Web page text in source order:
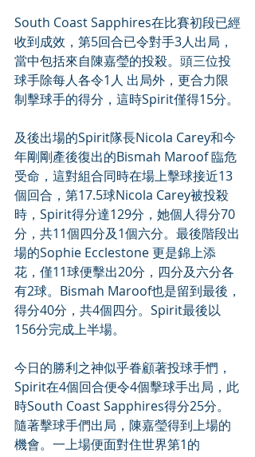
South Coast Sapphires在比賽初段已經
收到成效，第5回合已令對手3人出局，
當中包括來自陳嘉瑩的投殺。頭三位投
球手除每人各令1人 出局外，更合力限
制擊球手的得分，這時Spirit僅得15分。
及後出場的Spirit隊長Nicola Carey和今
年剛剛產後復出的Bismah Maroof 臨危
受命，這對組合同時在場上擊球接近13
個回合，第17.5球Nicola Carey被投殺
時，Spirit得分達129分，她個人得分70
分，共11個四分及1個六分。最後階段出
場的Sophie Ecclestone 更是錦上添
花，僅11球便擊出20分，四分及六分各
有2球。Bismah Maroof也是留到最後，
得分40分，共4個四分。Spirit最後以
156分完成上半場。
今日的勝利之神似乎眷顧著投球手㥃，
Spirit在4個回合便令4個擊球手出局，此
時South Coast Sapphires得分25分。
隨著擊球手們出局，陳嘉瑩得到上場的
機會。一上場便面對住世界第1的